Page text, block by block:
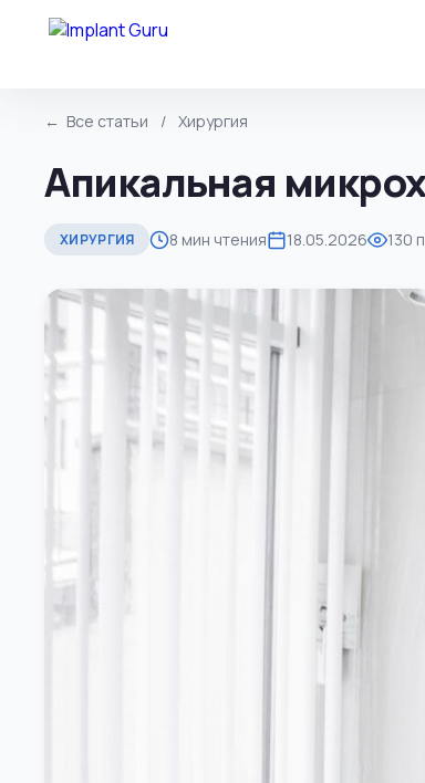
← Все статьи / Хирургия
Апикальная
ХИРУРГИЯ 8 мин чтения 18.05.2026 130